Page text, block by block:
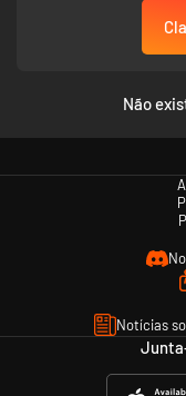
Não
Notícias